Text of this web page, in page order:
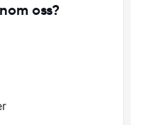
oss?